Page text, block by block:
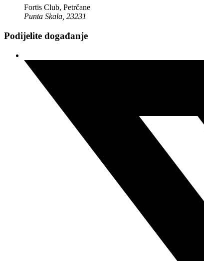
Fortis Club, Petrčane
Punta Skala, 23231
Podijelite događanje